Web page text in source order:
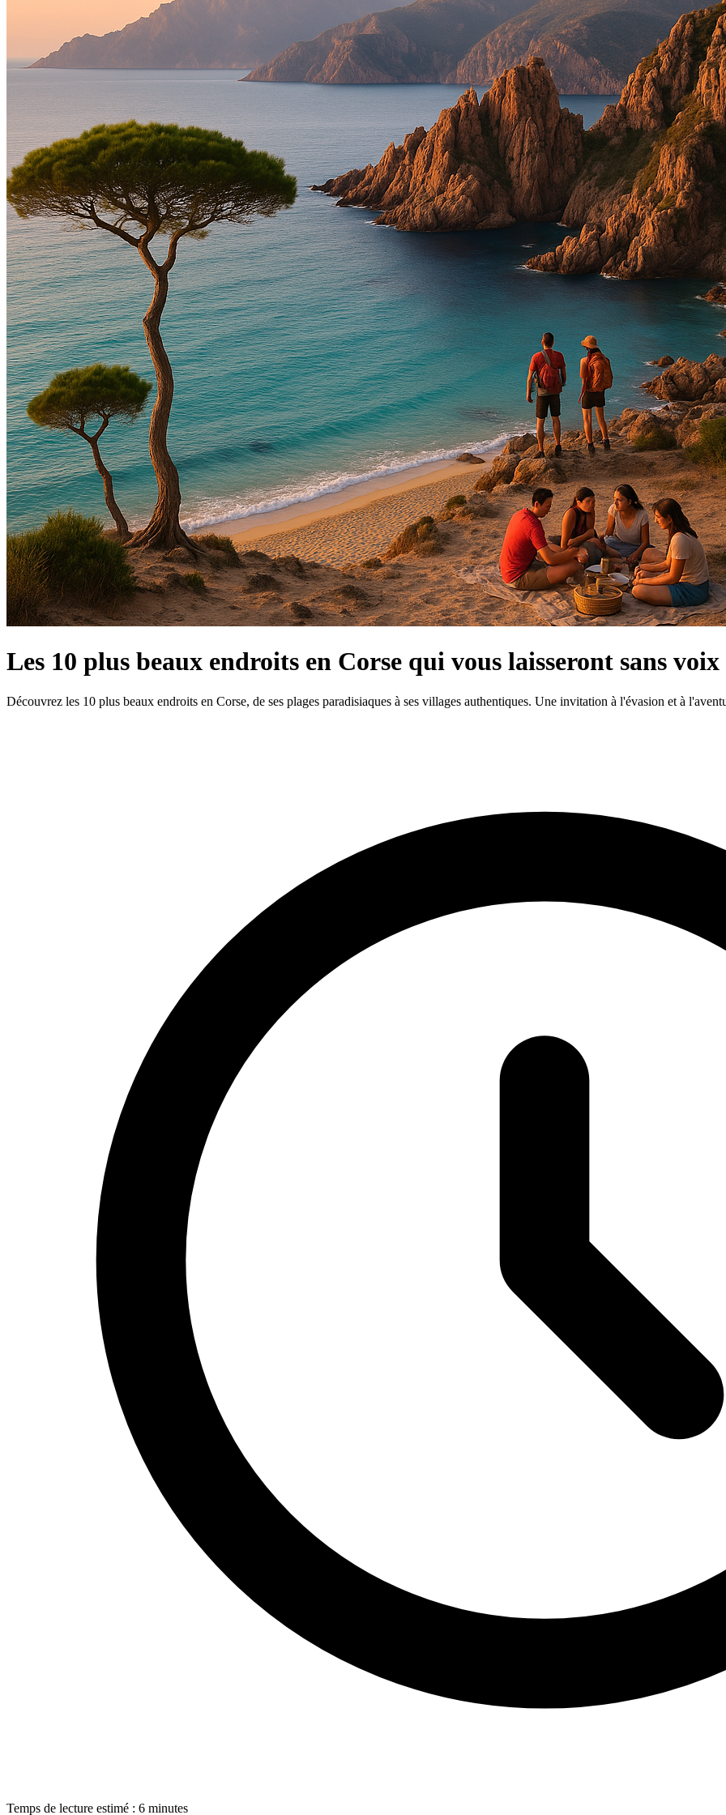
Les 10 plus beaux endroits en Corse qui vous laisseront sans voix
Découvrez les 10 plus beaux endroits en Corse, de ses plages paradisiaques à ses villages authentiques. Une invitation à l'évasion et à
Temps de lecture estimé : 6 minutes